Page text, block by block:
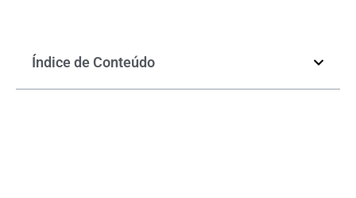
Índice de Conteúdo